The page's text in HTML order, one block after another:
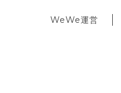
WeWe運営